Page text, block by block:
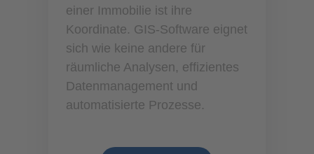
einer Immobilie ist ihre
Koordinate. GIS-Software eignet
sich wie keine andere für
räumliche Analysen, effizientes
Datenmanagement und
automatisierte Prozesse.